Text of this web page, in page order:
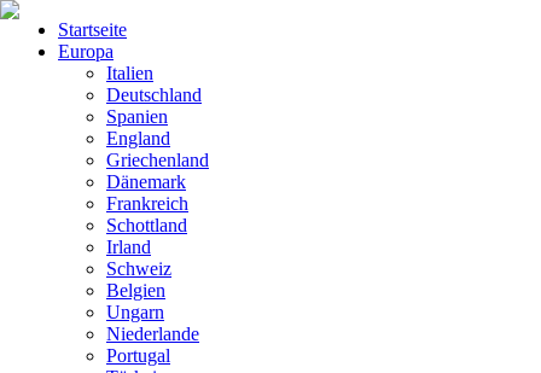
Startseite
Europa
Italien
Deutschland
Spanien
England
Griechenland
Dänemark
Frankreich
Schottland
Irland
Schweiz
Belgien
Ungarn
Niederlande
Portugal